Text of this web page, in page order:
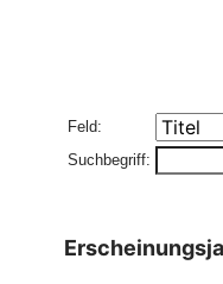
Feld:
Suchbegriff: